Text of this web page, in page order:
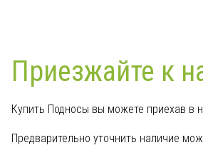
Приезжайте к
Купить Подносы вы можете приехав в
Предварительно уточнить наличие